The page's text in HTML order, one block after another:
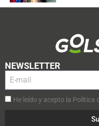
NEWSLETTER
He leído y acepto la Política